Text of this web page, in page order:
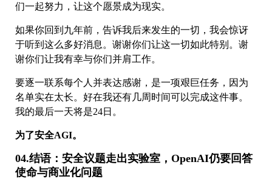
们一起努力，让这个愿景成为现实。
如果你回到九年前，告诉我后来发生的一切，我会惊讶
于听到这么多好消息。谢谢你们让这一切如此特别。谢
谢你们让我有幸与你们并肩工作。
要逐一联系每个人并表达感谢，是一项艰巨任务，因为
名单实在太长。好在我还有几周时间可以完成这件事。
我的最后一天将是24日。
为了安全AGI。
04.结语：安全议题走出实验室，OpenAI仍要回答
使命与商业化问题